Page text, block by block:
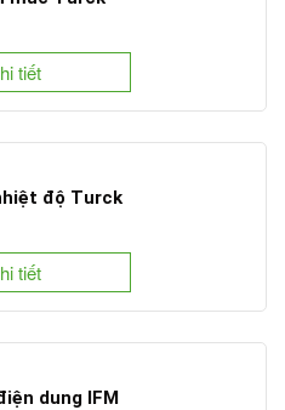
tiết
độ Turck
tiết
dung IFM